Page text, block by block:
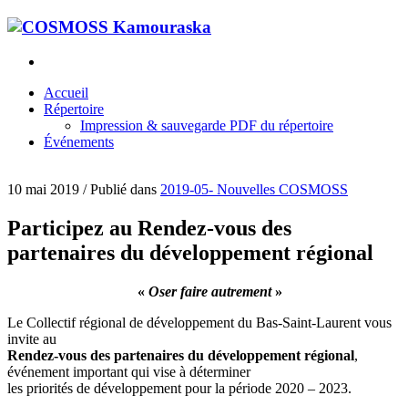
Accueil
Répertoire
Impression & sauvegarde PDF du répertoire
Événements
10 mai 2019 /Publié dans 2019-05- Nouvelles COSMOSS
Participez au Rendez-vous des
partenaires du développement régional
« Oser faire autrement»
Le Collectif régional de développement du Bas-Saint-Laurent vous
invite au
Rendez-vous des partenaires du développement régional,
événement important qui vise à déterminer
les priorités de développement pour la période 2020 – 2023.